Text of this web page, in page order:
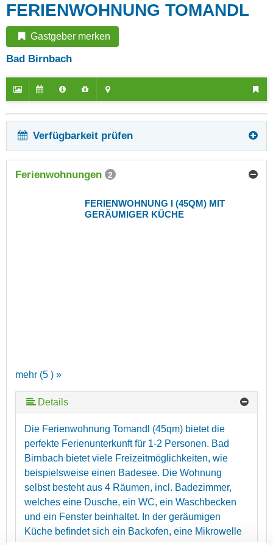
FERIENWOHNUNG TOMANDL
Gastgeber merken
Bad Birnbach
Verfügbarkeit prüfen
Ferienwohnungen 2
mehr (5 ) »
mehr (5 ) »
FERIENWOHNUNG I (45QM) MIT
GERÄUMIGER KÜCHE
Details
Die Ferienwohnung Tomandl (45qm) bietet die
perfekte Ferienunterkunft für 1-2 Personen. Bad
Birnbach bietet viele Freizeitmöglichkeiten, wie
beispielsweise einen Badesee. Die Wohnung
selbst besteht aus 4 Räumen, incl. Badezimmer,
welches eine Dusche, ein WC, ein Waschbecken
und ein Fenster beinhaltet. In der geräumigen
Küche befindet sich ein Backofen, eine Mikrowelle